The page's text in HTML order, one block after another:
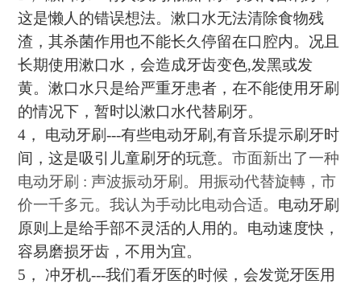
这是懒人的错误想法。漱口水无法清除食物残
渣，其杀菌作用也不能长久停留在口腔内。况且
长期使用漱口水，会造成牙齿变色,发黑或发
黄。漱口水只是给严重牙患者，在不能使用牙刷
的情况下，暂时以漱口水代替刷牙。
4 ， 电动牙刷---有些电动牙刷 ,有音乐提示刷牙时
间，这是吸引儿童刷牙的玩意。市面新出了一种
电动牙刷 : 声波振动牙刷。用振动代替旋轉，市
价一千多元。我认为手动比电动合适。 电动牙刷
原则上是给手部不灵活的人用的。电动速度快，
容易磨损牙齿，不用为宜。
5 ， 冲牙机---我们看牙医的时候，会发觉牙医用